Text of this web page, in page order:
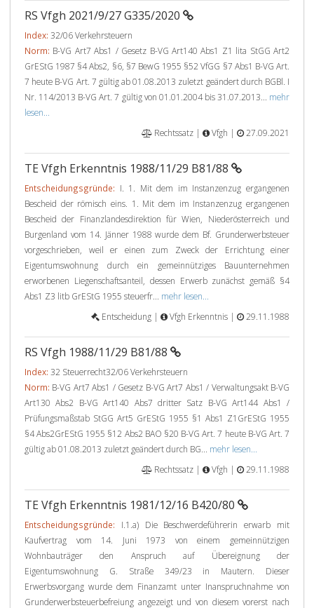
RS Vfgh 2021/9/27 G335/2020
Index: 32/06 Verkehrsteuern
Norm: B-VG Art7 Abs1 / Gesetz B-VG Art140 Abs1 Z1 lita StGG Art2
GrEStG 1987 §4 Abs2, §6, §7 BewG 1955 §52 VfGG §7 Abs1 B-VG Art.
7 heute B-VG Art. 7 gültig ab 01.08.2013 zuletzt geändert durch BGBl. I
Nr. 114/2013 B-VG Art. 7 gültig von 01.01.2004 bis 31.07.2013... mehr
lesen...
Rechtssatz |
Vfgh | 27.09.2021
TE Vfgh Erkenntnis 1988/11/29 B81/88
Entscheidungsgründe: I. 1. Mit dem im Instanzenzug ergangenen
Bescheid der römisch eins. 1. Mit dem im Instanzenzug ergangenen
Bescheid der Finanzlandesdirektion für Wien, Niederösterreich und
Burgenland vom 14. Jänner 1988 wurde dem Bf. Grunderwerbsteuer
vorgeschrieben, weil er einen zum Zweck der Errichtung einer
Eigentumswohnung durch ein gemeinnütziges Bauunternehmen
erworbenen Liegenschaftsanteil, dessen Erwerb zunächst gemäß §4
Abs1 Z3 litb GrEStG 1955 steuerfr... mehr lesen...
Entscheidung |
Vfgh Erkenntnis | 29.11.1988
RS Vfgh 1988/11/29 B81/88
Index: 32 Steuerrecht32/06 Verkehrsteuern
Norm: B-VG Art7 Abs1 / Gesetz B-VG Art7 Abs1 / Verwaltungsakt B-VG
Art130 Abs2 B-VG Art140 Abs7 dritter Satz B-VG Art144 Abs1 /
Prüfungsmaßstab StGG Art5 GrEStG 1955 §1 Abs1 Z1GrEStG 1955
§4 Abs2GrEStG 1955 §12 Abs2 BAO §20 B-VG Art. 7 heute B-VG Art. 7
gültig ab 01.08.2013 zuletzt geändert durch BG... mehr lesen...
Rechtssatz |
Vfgh | 29.11.1988
TE Vfgh Erkenntnis 1981/12/16 B420/80
Entscheidungsgründe: I.1.a) Die Beschwerdeführerin erwarb mit
Kaufvertrag vom 14. Juni 1973 von einem gemeinnützigen
Wohnbauträger den Anspruch auf Übereignung der
Eigentumswohnung G. Straße 349/23 in Mautern. Dieser
Erwerbsvorgang wurde dem Finanzamt unter Inanspruchnahme von
Grunderwerbsteuerbefreiung angezeigt und von diesem vorerst nach